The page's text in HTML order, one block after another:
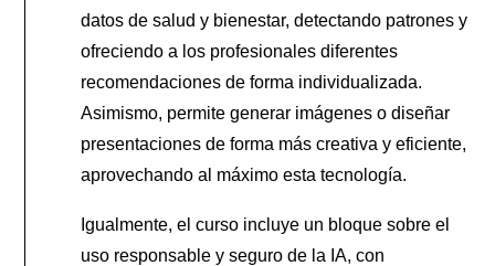
datos de salud y bienestar, detectando patrones y
ofreciendo a los profesionales diferentes
recomendaciones de forma individualizada.
Asimismo, permite generar imágenes o diseñar
presentaciones de forma más creativa y eficiente,
aprovechando al máximo esta tecnología.
Igualmente, el curso incluye un bloque sobre el
uso responsable y seguro de la IA, con